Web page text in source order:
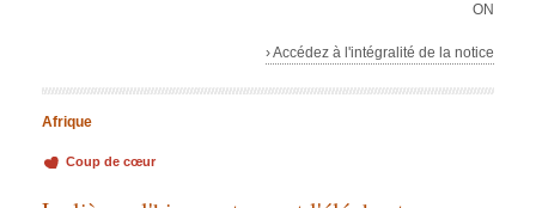
ON
› Accédez à l'intégralité de la notice
Afrique
Coup de cœur